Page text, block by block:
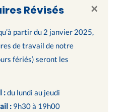
×
Révisés
partir du 2 janvier 2025,
de travail de notre
fériés) seront les
:du lundi au jeudi
:9h30 à 19h00